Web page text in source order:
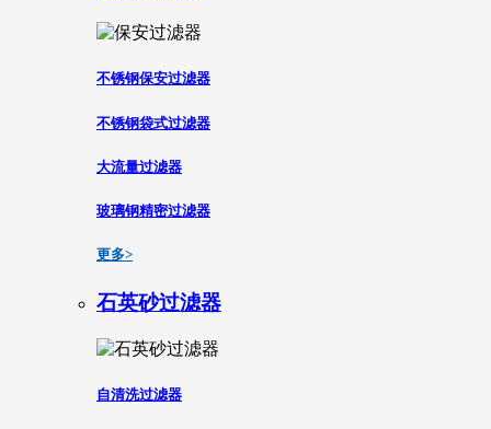
不锈钢保安过滤器
不锈钢袋式过滤器
大流量过滤器
玻璃钢精密过滤器
更多>
石英砂过滤器
自清洗过滤器